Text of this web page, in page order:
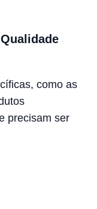
como as
precisam ser